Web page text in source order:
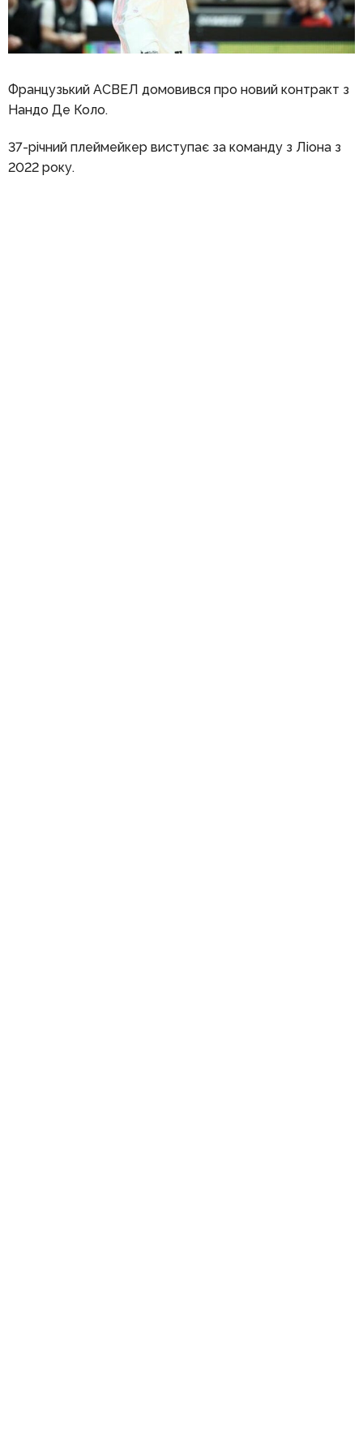
Французький АСВЕЛ домовився про новий контракт з
Нандо Де Коло.
37-річний плеймейкер виступає за команду з Ліона з
2022 року.